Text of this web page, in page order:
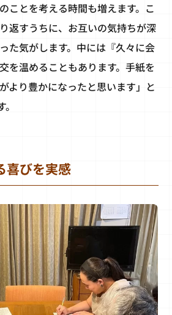
ことを考える時間も増えます。こ
返すうちに、お互いの気持ちが深
た気がします。中には『久々に会
を温めることもあります。手紙を
より豊かになったと思います」と
喜びを実感